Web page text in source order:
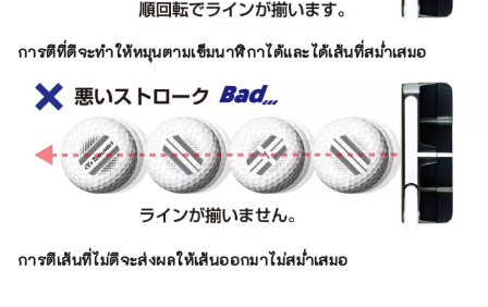
การตีที่ดีจะทำให้หมุนตามเข็มนาฬิกาได้และได้เส้นที่สม่ำเสมอ
การตีเส้นที่ไม่ดีจะส่งผลให้เส้นออกมาไม่สม่ำเสมอ